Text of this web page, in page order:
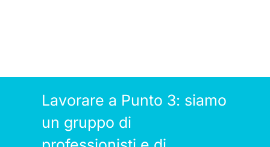
Lavorare a Punto 3: siamo
un gruppo di